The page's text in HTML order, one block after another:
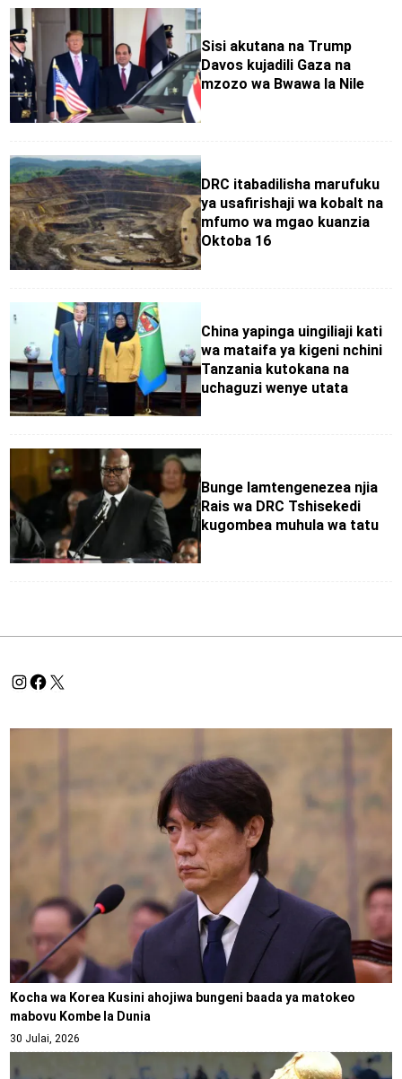
Sisi akutana na Trump
Davos kujadili Gaza na
mzozo wa Bwawa la Nile
DRC itabadilisha marufuku
ya usafirishaji wa kobalt na
mfumo wa mgao kuanzia
Oktoba 16
China yapinga uingiliaji kati
wa mataifa ya kigeni nchini
Tanzania kutokana na
uchaguzi wenye utata
Bunge lamtengenezea njia
Rais wa DRC Tshisekedi
kugombea muhula wa tatu
Kocha wa Korea Kusini ahojiwa bungeni baada ya matokeo
mabovu Kombe la Dunia
30 Julai, 2026